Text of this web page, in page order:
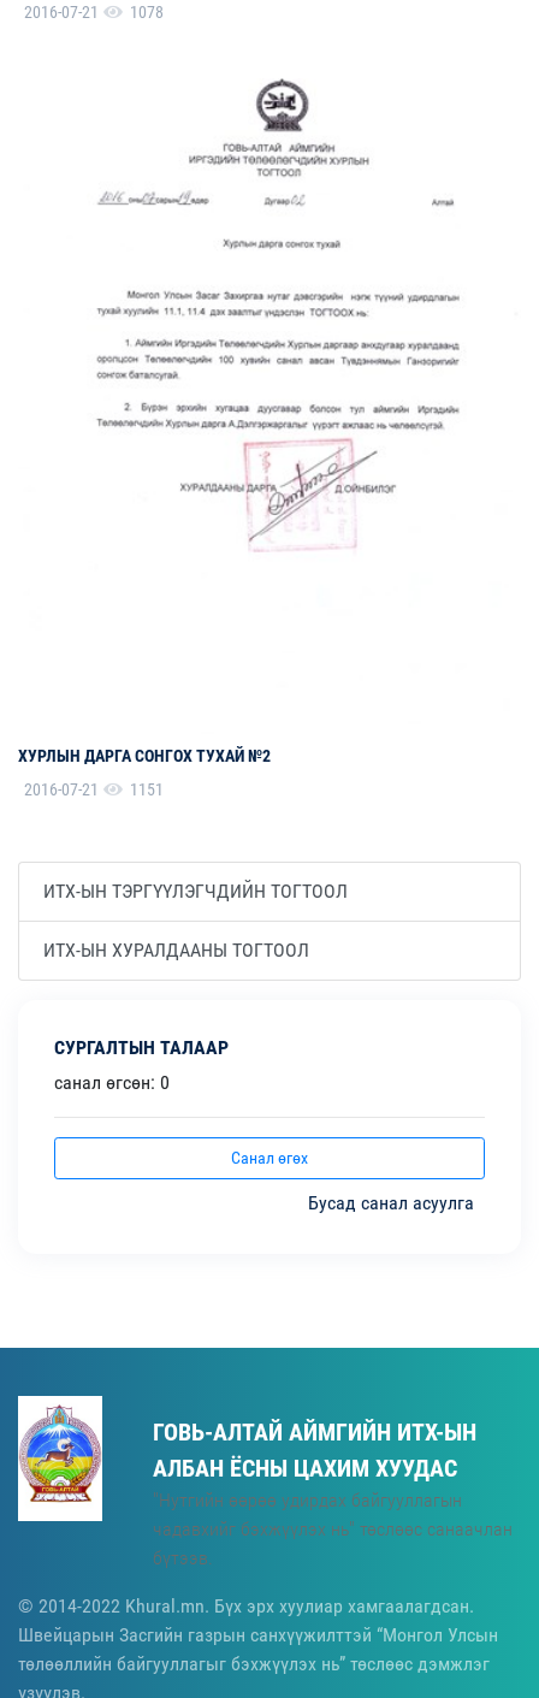
2016-07-21
1078
ХУРЛЫН ДАРГА СОНГОХ ТУХАЙ №2
2016-07-21
1151
ИТХ-ЫН ТЭРГҮҮЛЭГЧДИЙН ТОГТООЛ
ИТХ-ЫН ХУРАЛДААНЫ ТОГТООЛ
СУРГАЛТЫН ТАЛААР
санал өгсөн: 0
Санал өгөх
Бусад санал асуулга
ГОВЬ-АЛТАЙ АЙМГИЙН ИТХ-ЫН
АЛБАН ЁСНЫ ЦАХИМ ХУУДАС
"Нутгийн өөрөө удирдах байгууллагын
чадавхийг бэхжүүлэх нь" төслөөс санаачлан
бүтээв.
© 2014-2022 Khural.mn. Бүх эрх хуулиар хамгаалагдсан.
Швейцарын Засгийн газрын санхүүжилттэй “Монгол Улсын
төлөөллийн байгууллагыг бэхжүүлэх нь” төслөөс дэмжлэг
үзүүлэв.